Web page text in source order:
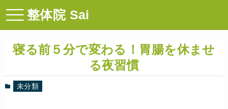
整体院 Sai
寝る前５分で変わる！胃腸を休ませ
る夜習慣
未分類